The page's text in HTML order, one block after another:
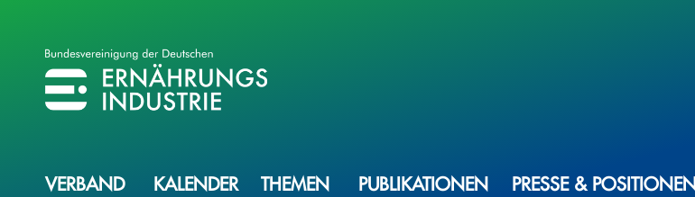
BVE
BUNDESVEREINIGUNG DER ERNÄHRUNGSINDUSTRIE
VERBAND KALENDER THEMEN PUBLIKATIONEN PRESSE & POSITIONEN